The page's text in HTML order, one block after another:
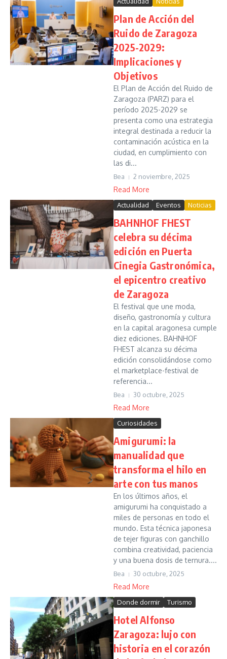
Plan de Acción del
Ruido de Zaragoza
2025-2029:
Implicaciones y
Objetivos
El Plan de Acción del Ruido de
Zaragoza (PARZ) para el
período 2025-2029 se
presenta como una estrategia
integral destinada a reducir la
contaminación acústica en la
ciudad, en cumplimiento con
las di...
Bea 2 noviembre, 2025
Read More
Actualidad Eventos Noticias
BAHNHOF FHEST
celebra su décima
edición en Puerta
Cinegia Gastronómica,
el epicentro creativo
de Zaragoza
El festival que une moda,
diseño, gastronomía y cultura
en la capital aragonesa cumple
diez ediciones. BAHNHOF
FHEST alcanza su décima
edición consolidándose como
el marketplace-festival de
referencia...
Bea 30 octubre, 2025
Read More
Curiosidades
Amigurumi: la
manualidad que
transforma el hilo en
arte con tus manos
En los últimos años, el
amigurumi ha conquistado a
miles de personas en todo el
mundo. Esta técnica japonesa
de tejer figuras con ganchillo
combina creatividad, paciencia
y una buena dosis de ternura....
Bea 30 octubre, 2025
Read More
Donde dormir Turismo
Hotel Alfonso
Zaragoza: lujo con
historia en el corazón